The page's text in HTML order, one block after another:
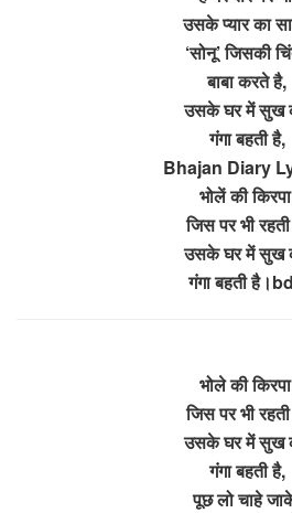
उसके प्यार का
‘सोनू’ जिसकी
बाबा करते है,
उसके घर में सुख
गंगा बहती है,
Bhajan Diary
भोलें की
जिस पर भी
उसके घर में सुख
गंगा बहती
भोले की
जिस पर भी
उसके घर में सुख
गंगा बहती है,
पूछ लो चाहे